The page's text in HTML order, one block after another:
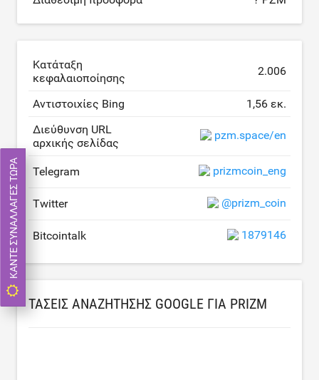
Κατάταξη
κεφαλαιοποίησης
2.006
Αντιστοιχίες Bing
1,56 εκ.
Διεύθυνση URL
αρχικής σελίδας
pzm.space/en
Telegram prizmcoin_eng
Twitter @prizm_coin
Bitcointalk 1879146
ΤΆΣΕΙΣ ΑΝΑΖΉΤΗΣΗΣ GOOGLE ΓΙΑ PRIZM
ΚΆΝΤΕ ΣΥΝΑΛΛΑΓΈΣ ΤΏΡΑ